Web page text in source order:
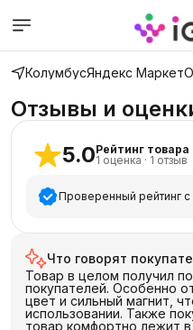
КолумбусЯндекс Маркет
Отзывы и
5.0Рейтинг товара
1 оценка · 1 отзыв
Проверенный рейтинг
4 звезды
3 звезды
2 звезды
Что говорят
Товар в целом получил
покупателей. Особенно
цвет и сильный магнит,
использовании. Также
товар комфортно лежит